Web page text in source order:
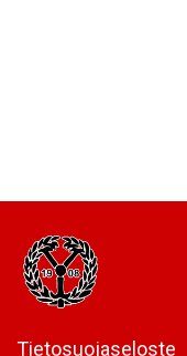
Tietosuojaseloste